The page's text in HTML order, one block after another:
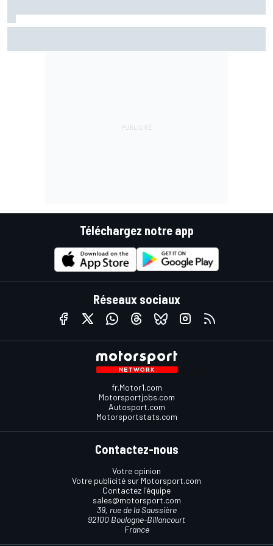
Téléchargez notre app
Réseaux sociaux
fr.Motor1.com
Motorsportjobs.com
Autosport.com
Motorsportstats.com
Contactez-nous
Votre opinion
Votre publicité sur Motorsport.com
Contactez l'équipe
sales@motorsport.com
39, rue de la Saussière
92100 Boulogne-Billancourt
France